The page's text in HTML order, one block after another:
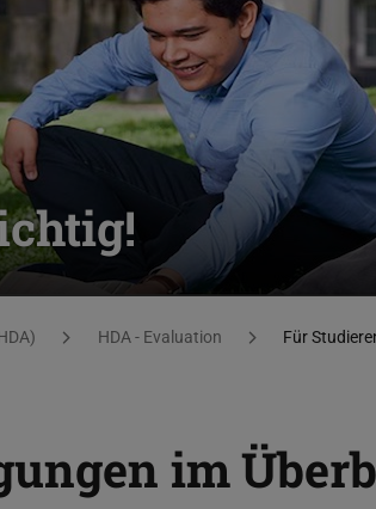
HDA - Evaluation Für
im